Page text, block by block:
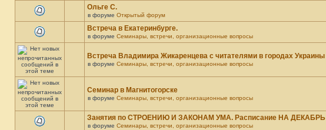
Ольге С.
в форуме Открытый форум
Встреча в Екатеринбурге.
в форуме Семинары, встречи, организационные вопросы
Встреча Владимира Жикаренцева с читателями в городах Украины
в форуме Семинары, встречи, организационные вопросы
Семинар в Магнитогорске
в форуме Семинары, встречи, организационные вопросы
Занятия по СТРОЕНИЮ И ЗАКОНАМ УМА. Расписание НА ДЕКАБРЬ
в форуме Семинары, встречи, организационные вопросы